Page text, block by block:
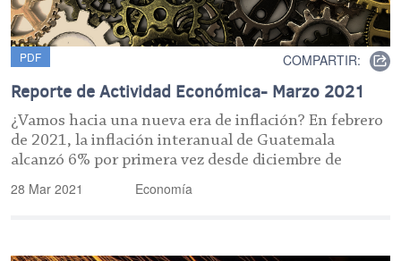
PDF COMPARTIR:
Reporte de Actividad Económica- Marzo 2021
¿Vamos hacia una nueva era de inflación? En febrero
de 2021, la inflación interanual de Guatemala
alcanzó 6% por primera vez desde diciembre de
28 Mar 2021 Economía